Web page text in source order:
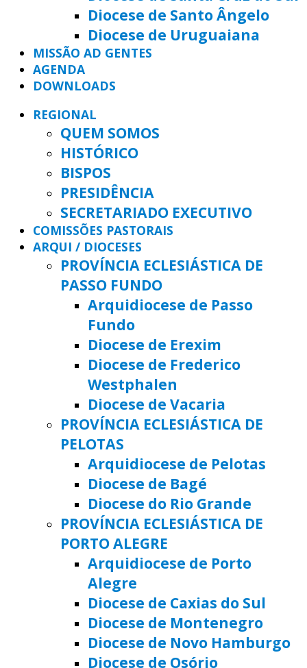
Diocese de Santo Ângelo
Diocese de Uruguaiana
MISSÃO AD GENTES
AGENDA
DOWNLOADS
REGIONAL
QUEM SOMOS
HISTÓRICO
BISPOS
PRESIDÊNCIA
SECRETARIADO EXECUTIVO
COMISSÕES PASTORAIS
ARQUI / DIOCESES
PROVÍNCIA ECLESIÁSTICA DE
PASSO FUNDO
Arquidiocese de Passo
Fundo
Diocese de Erexim
Diocese de Frederico
Westphalen
Diocese de Vacaria
PROVÍNCIA ECLESIÁSTICA DE
PELOTAS
Arquidiocese de Pelotas
Diocese de Bagé
Diocese do Rio Grande
PROVÍNCIA ECLESIÁSTICA DE
PORTO ALEGRE
Arquidiocese de Porto
Alegre
Diocese de Caxias do Sul
Diocese de Montenegro
Diocese de Novo Hamburgo
Diocese de Osório